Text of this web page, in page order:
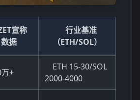
宣称
数据
行业基准
（ETH/SOL）
+
ETH 15-30/SOL
2000-4000